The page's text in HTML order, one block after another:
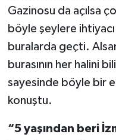
Gazinosu da açılsa
böyle şeylere
buralarda geçti.
burasının her halini
sayesinde böyle bir
konuştu.
“5 yaşından beri